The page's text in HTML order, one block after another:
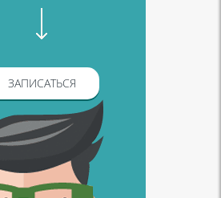
ЗАПИСАТЬСЯ